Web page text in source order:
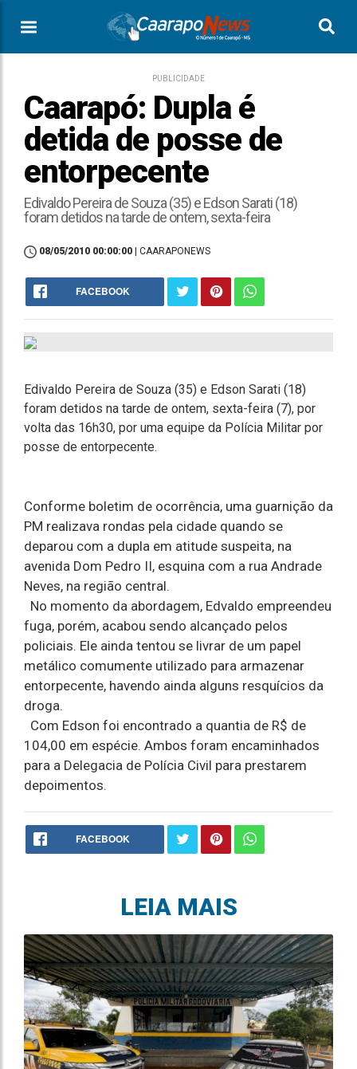
PUBLICIDADE
Caarapó: Dupla é
detida de posse de
entorpecente
Edivaldo Pereira de Souza (35) e Edson Sarati (18)
foram detidos na tarde de ontem, sexta-feira
08/05/2010 00:00:00 | CAARAPONEWS
FACEBOOK
Edivaldo Pereira de Souza (35) e Edson Sarati (18)
foram detidos na tarde de ontem, sexta-feira (7), por
volta das 16h30, por uma equipe da Polícia Militar por
posse de entorpecente.
Conforme boletim de ocorrência, uma guarnição da
PM realizava rondas pela cidade quando se
deparou com a dupla em atitude suspeita, na
avenida Dom Pedro II, esquina com a rua Andrade
Neves, na região central.
No momento da abordagem, Edvaldo empreendeu
fuga, porém, acabou sendo alcançado pelos
policiais. Ele ainda tentou se livrar de um papel
metálico comumente utilizado para armazenar
entorpecente, havendo ainda alguns resquícios da
droga.
Com Edson foi encontrado a quantia de R$ de
104,00 em espécie. Ambos foram encaminhados
para a Delegacia de Polícia Civil para prestarem
depoimentos.
FACEBOOK
LEIA MAIS